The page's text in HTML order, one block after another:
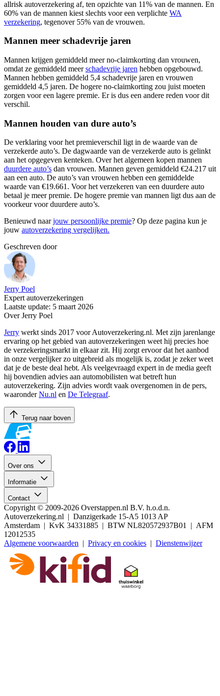
allrisk autoverzekering af, ten opzichte van 11% van de mannen. En
60% van de mannen kiest slechts voor een verplichte WA
verzekering, tegenover 55% van de vrouwen.
Mannen meer schadevrije jaren
Mannen krijgen gemiddeld meer no-claimkorting dan vrouwen,
omdat ze gemiddeld meerschadevrije jaren hebben opgebouwd.
Mannen hebben gemiddeld 5,4 schadevrije jaren en vrouwen
gemiddeld 4,5 jaren. De hogere no-claimkorting zou juist moeten
zorgen voor een lagere premie. Er is dus een andere reden voor dit
verschil.
Mannen houden van dure auto’s
De verklaring voor het premieverschil ligt in de waarde van de
verzekerde auto’s. De dagwaarde van de verzekerde auto is gelinkt
aan het opgegeven kenteken. Over het algemeen kopen mannen
duurdere auto’s dan vrouwen. Mannen geven gemiddeld €24.217 uit
aan een auto. De auto’s van vrouwen hebben een gemiddelde
waarde van €19.661. Voor het verzekeren van een duurdere auto
betaal je meer premie. De hogere premie van mannen ligt dus aan de
voorkeur voor duurdere auto’s.
Benieuwd naarjouw persoonlijke premie? Op deze pagina kun je
jouw autoverzekering vergelijken.
Geschreven door
Jerry Poel
Expert autoverzekeringen
Laatste update: 5 maart 2026
Over Jerry Poel
Jerry werkt sinds 2017 voor Autoverzekering.nl. Met zijn jarenlange
ervaring op het gebied van autoverzekeringen weet hij precies hoe
de verzekeringsmarkt in elkaar zit. Hij zorgt ervoor dat het aanbod
in onze vergelijker zo uitgebreid als mogelijk is, zodat je zeker weet
dat je de beste deal hebt. Als veelgevraagd expert in de media geeft
hij bovendien advies aan automobilisten wat betreft hun
autoverzekering. Zijn advies wordt vaak overgenomen in de pers,
waaronderNu.nl en De Telegraaf.
Terug naar boven
Over ons
Informatie
Contact
Copyright © 2009-2026 Overstappen.nl B.V. h.o.d.n.
Autoverzekering.nl | Danzigerkade 15-A5 1013 AP
Amsterdam | KvK 34331885 | BTW NL820572937B01 | AFM
12012535
Algemene voorwaarden
Privacy en cookies Dienstenwijzer